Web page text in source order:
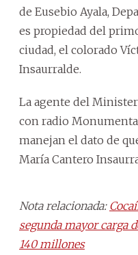
de Eusebio Ayala,
es propiedad del
ciudad, el colorado
Insaurralde.
La agente del
con radio
manejan el dato de
María Cantero
Nota relacionada:
segunda mayor carga
140 millones